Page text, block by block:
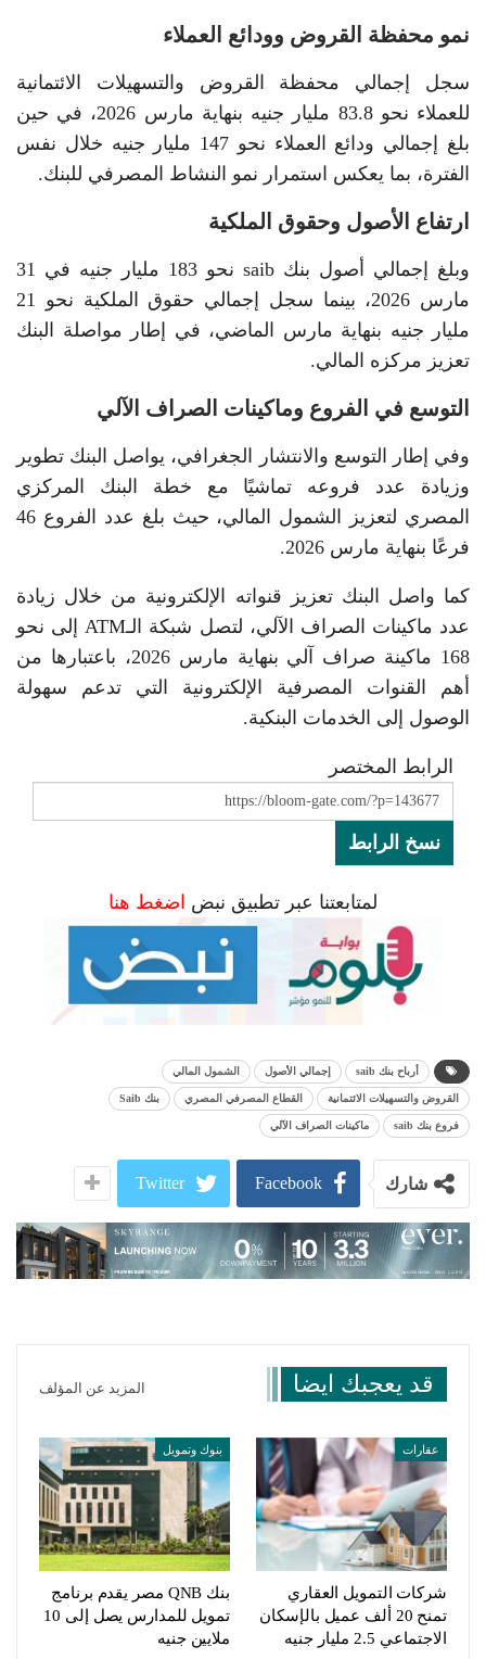
نمو محفظة القروض وودائع العملاء
سجل إجمالي محفظة القروض والتسهيلات الائتمانية
للعملاء نحو 83.8 مليار جنيه بنهاية مارس 2026، في حين
بلغ إجمالي ودائع العملاء نحو 147 مليار جنيه خلال نفس
الفترة، بما يعكس استمرار نمو النشاط المصرفي للبنك.
ارتفاع الأصول وحقوق الملكية
وبلغ إجمالي أصول بنك saib نحو 183 مليار جنيه في 31
مارس 2026، بينما سجل إجمالي حقوق الملكية نحو 21
مليار جنيه بنهاية مارس الماضي، في إطار مواصلة البنك
تعزيز مركزه المالي.
التوسع في الفروع وماكينات الصراف الآلي
وفي إطار التوسع والانتشار الجغرافي، يواصل البنك تطوير
وزيادة عدد فروعه تماشيًا مع خطة البنك المركزي
المصري لتعزيز الشمول المالي، حيث بلغ عدد الفروع 46
فرعًا بنهاية مارس 2026.
كما واصل البنك تعزيز قنواته الإلكترونية من خلال زيادة
عدد ماكينات الصراف الآلي، لتصل شبكة الـATM إلى نحو
168 ماكينة صراف آلي بنهاية مارس 2026، باعتبارها من
أهم القنوات المصرفية الإلكترونية التي تدعم سهولة
الوصول إلى الخدمات البنكية.
الرابط المختصر
نسخ الرابط
لمتابعتنا عبر تطبيق نبض اضغط هنا
أرباح بنك saib إجمالي الأصول الشمول المالي
القروض والتسهيلات الائتمانية القطاع المصرفي المصري بنك Saib
فروع بنك saib ماكينات الصراف الآلي
شارك Facebook
Twitter
قد يعجبك ايضا المزيد عن المؤلف
عقارات
شركات التمويل العقاري
تمنح 20 ألف عميل بالإسكان
الاجتماعي 2.5 مليار جنيه
بنوك وتمويل
بنك QNB مصر يقدم برنامج
تمويل للمدارس يصل إلى 10
ملايين جنيه